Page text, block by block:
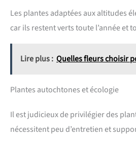
Les plantes adaptées aux altitudes
car ils restent verts toute l’année et
Lire plus : Quelles fleurs choisir
Plantes autochtones et écologie
Il est judicieux de privilégier des
nécessitent peu d’entretien et